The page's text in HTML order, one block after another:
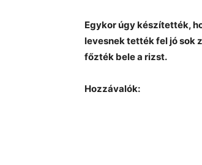
Egykor úgy készítették,
levesnek tették fel jó sok
főzték bele a rizst.
Hozzávalók: